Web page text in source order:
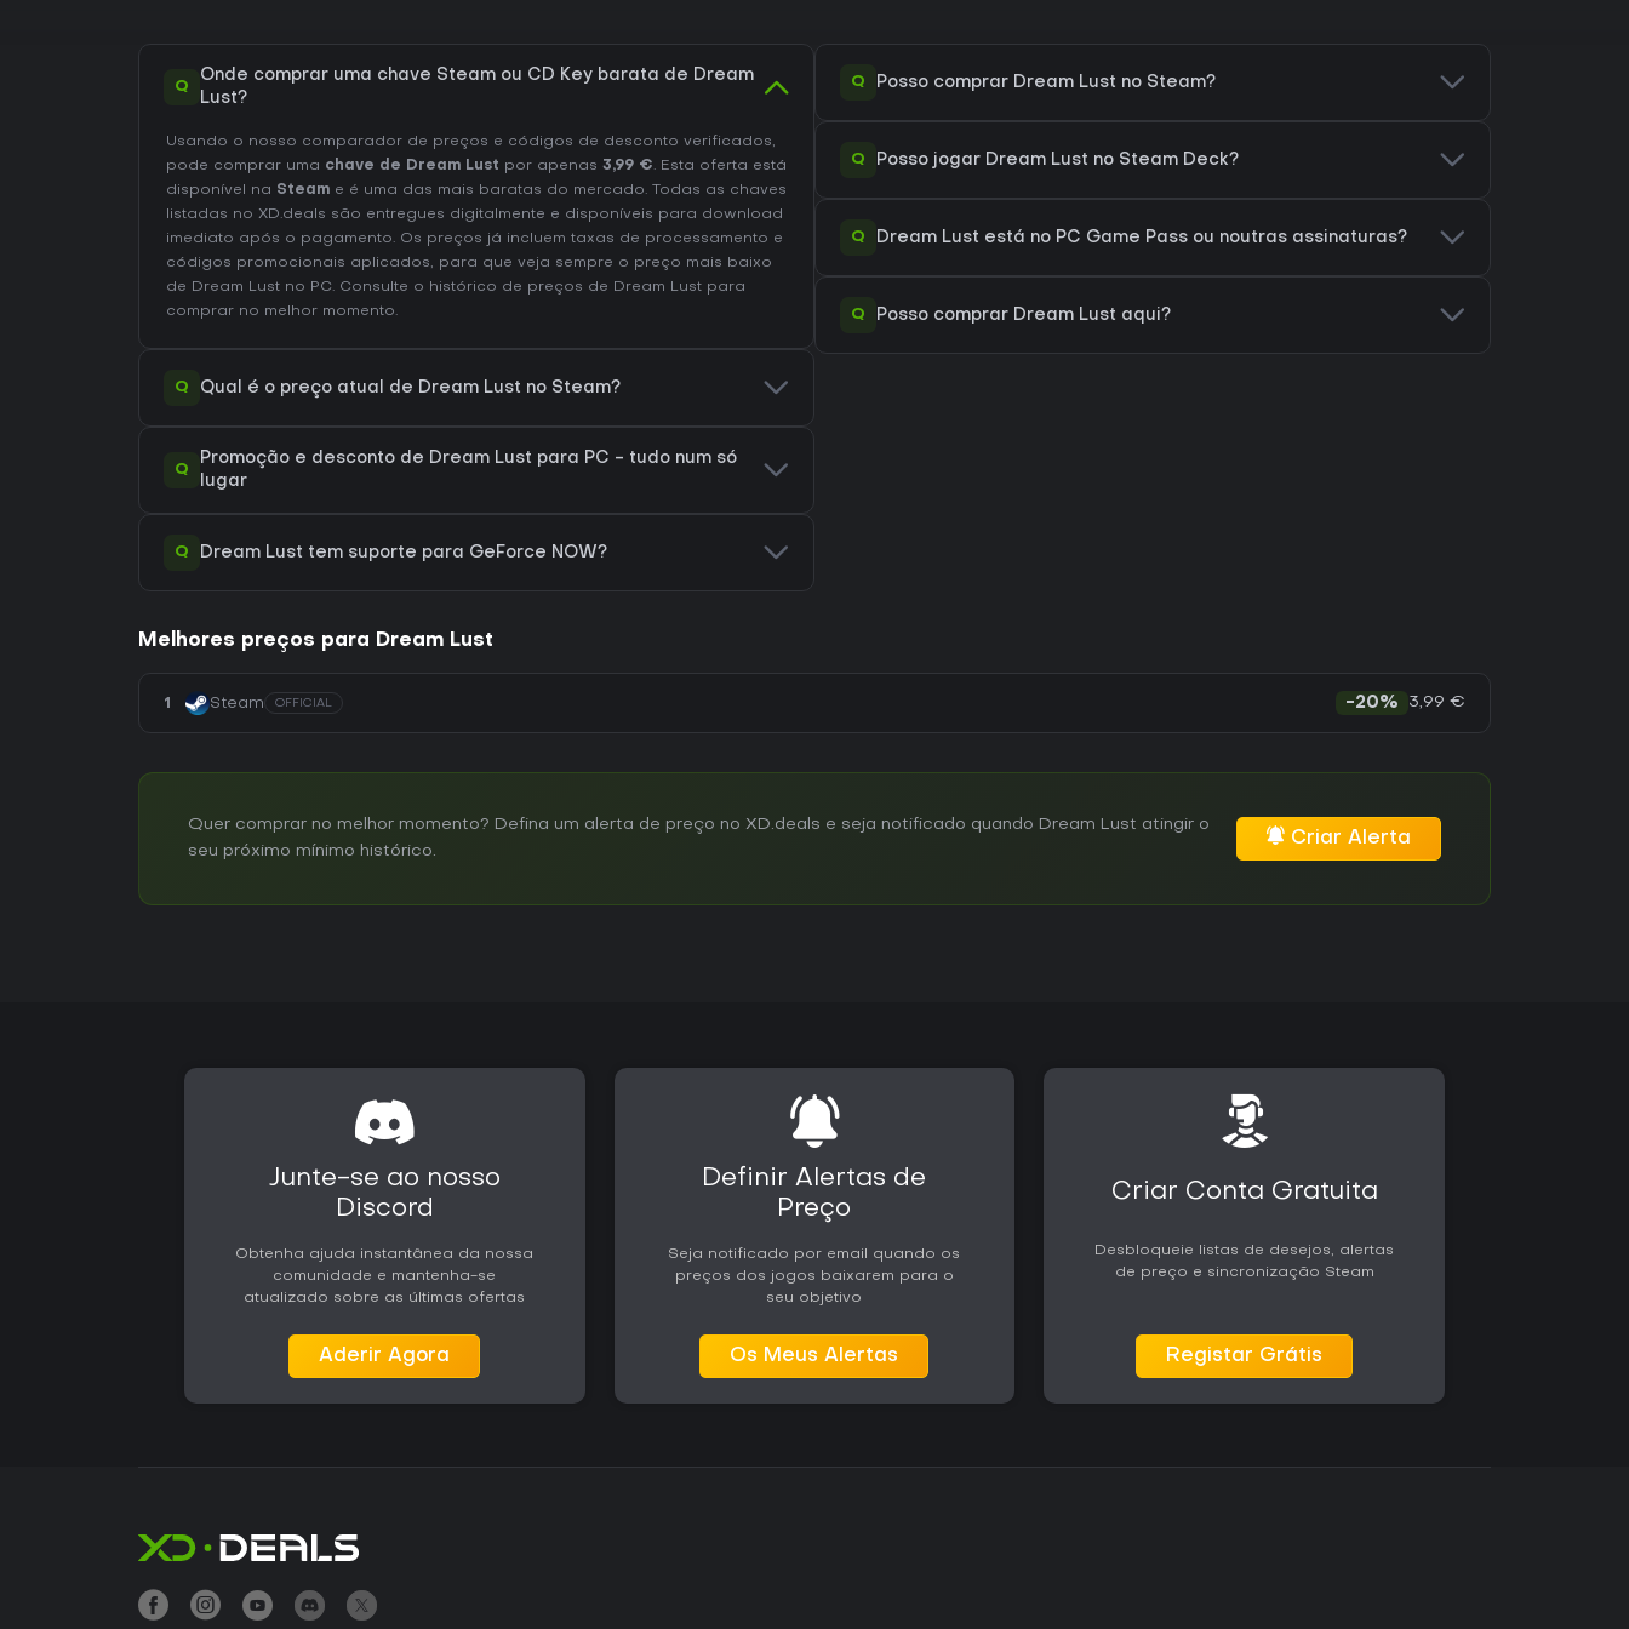
Q
Onde comprar uma chave Steam ou CD Key barata de Dream
Lust?
Usando o nosso comparador de preços e códigos de desconto verificados,
pode comprar uma chave de Dream Lust por apenas 3,99 €. Esta oferta está
disponível na Steam e é uma das mais baratas do mercado. Todas as chaves
listadas no XD.deals são entregues digitalmente e disponíveis para download
imediato após o pagamento. Os preços já incluem taxas de processamento e
códigos promocionais aplicados, para que veja sempre o preço mais baixo
de Dream Lust no PC. Consulte o histórico de preços de Dream Lust para
comprar no melhor momento.
Q Qual é o preço atual de Dream Lust no Steam?
Q
Promoção e desconto de Dream Lust para PC - tudo num só
lugar
Q Dream Lust tem suporte para GeForce NOW?
Q Posso comprar Dream Lust no Steam?
Q Posso jogar Dream Lust no Steam Deck?
Q Dream Lust está no PC Game Pass ou noutras assinaturas?
Q Posso comprar Dream Lust aqui?
Melhores preços para Dream Lust
1 Steam OFFICIAL -20% 3,99 €
Quer comprar no melhor momento? Defina um alerta de preço no XD.deals e seja notificado quando Dream Lust atingir o
seu próximo mínimo histórico.
Criar Alerta
Junte-se ao nosso
Discord
Obtenha ajuda instantânea da nossa
comunidade e mantenha-se
atualizado sobre as últimas ofertas
Aderir Agora
Definir Alertas de
Preço
Seja notificado por email quando os
preços dos jogos baixarem para o
seu objetivo
Os Meus Alertas
Criar Conta Gratuita
Desbloqueie listas de desejos, alertas
de preço e sincronização Steam
Registar Grátis